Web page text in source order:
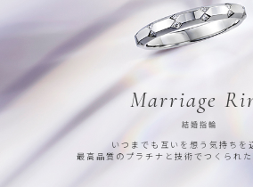
Marriage
結婚指輪
いつまでも互いを想う気持ちを
最高品質のプラチナと技術でつくられ